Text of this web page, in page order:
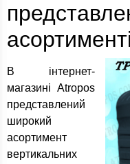
В інтернет-
магазині Atropos
представлений
широкий
асортимент
вертикальних